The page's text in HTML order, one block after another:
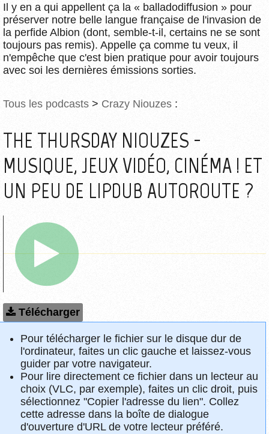
Il y en a qui appellent ça la « balladodiffusion » pour
préserver notre belle langue française de l'invasion de
la perfide Albion (dont, semble-t-il, certains ne se sont
toujours pas remis). Appelle ça comme tu veux, il
n'empêche que c'est bien pratique pour avoir toujours
avec soi les dernières émissions sorties.
Tous les podcasts > Crazy Niouzes :
THE THURSDAY NIOUZES -
MUSIQUE, JEUX VIDÉO, CINÉMA ! ET
UN PEU DE LIPDUB AUTOROUTE ?
Télécharger
Pour télécharger le fichier sur le disque dur de
l'ordinateur, faites un clic gauche et laissez-vous
guider par votre navigateur.
Pour lire directement ce fichier dans un lecteur au
choix (VLC, par exemple), faites un clic droit, puis
sélectionnez "Copier l'adresse du lien". Collez
cette adresse dans la boîte de dialogue
d'ouverture d'URL de votre lecteur préféré.